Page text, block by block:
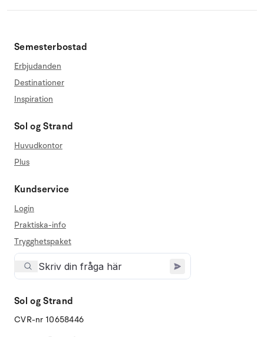
Semesterbostad
Erbjudanden
Destinationer
Inspiration
Sol og Strand
Huvudkontor
Plus
Kundservice
Login
Praktiska-info
Trygghetspaket
Sol og Strand
CVR-nr 10658446